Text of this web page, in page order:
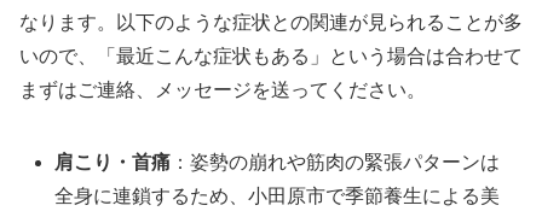
なります。以下のような症状との関連が見られることが多
いので、「最近こんな症状もある」という場合は合わせて
まずはご連絡、メッセージを送ってください。
肩こり・首痛 ：姿勢の崩れや筋肉の緊張パターンは
全身に連鎖するため、小田原市で季節養生による美